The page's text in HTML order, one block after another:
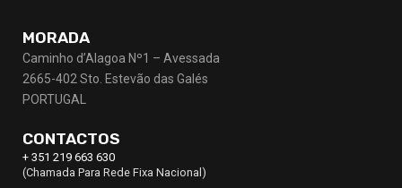
MORADA
Caminho d’Alagoa Nº1 – Avessada
2665-402 Sto. Estevão das Galés
PORTUGAL
CONTACTOS
+ 351 219 663 630
(Chamada Para Rede Fixa Nacional)